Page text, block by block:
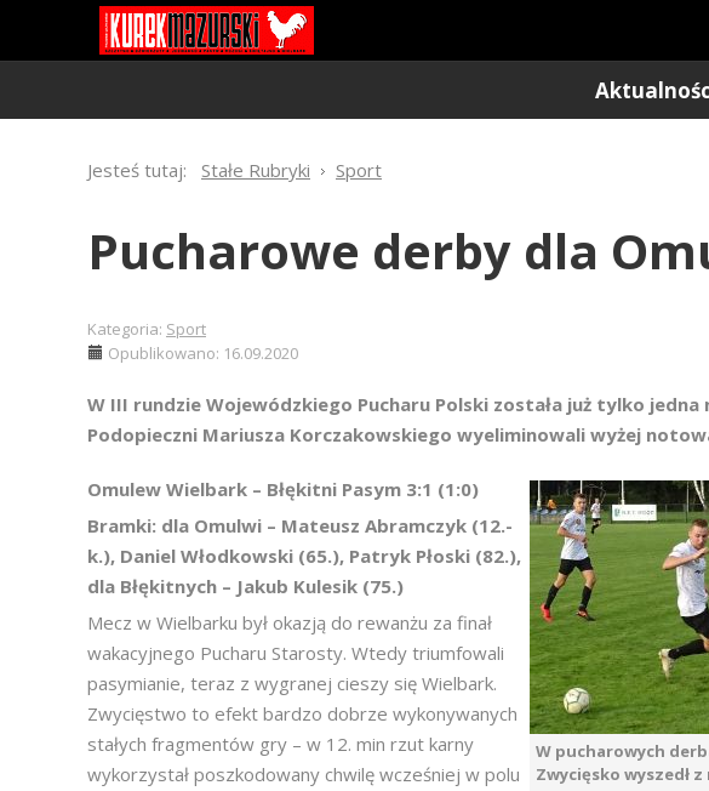
Jesteś tutaj: Stałe Rubryki Sport
Pucharowe derby dla
Kategoria: Sport
Opublikowano: 16.09.2020
W III rundzie Wojewódzkiego Pucharu Polski została już tylko jedna
Podopieczni Mariusza Korczakowskiego wyeliminowali wyżej
W pucharowych
Zwycięsko wyszedł
Omulew Wielbark – Błękitni Pasym 3:1 (1:0)
Bramki: dla Omulwi – Mateusz Abramczyk (12.-
k.), Daniel Włodkowski (65.), Patryk Płoski (82.),
dla Błękitnych – Jakub Kulesik (75.)
Mecz w Wielbarku był okazją do rewanżu za finał
wakacyjnego Pucharu Starosty. Wtedy triumfowali
pasymianie, teraz z wygranej cieszy się Wielbark.
Zwycięstwo to efekt bardzo dobrze wykonywanych
stałych fragmentów gry – w 12. min rzut karny
wykorzystał poszkodowany chwilę wcześniej w polu